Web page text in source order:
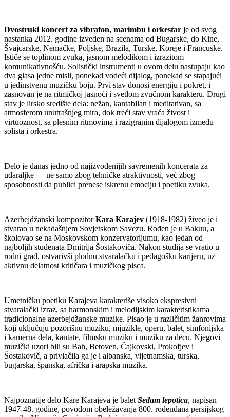
Dvostruki koncert za vibrafon, marimbu i orkestar je od svog
nastanka 2012. godine izveden na scenama od Bugarske, do Kine,
Švajcarske, Nemačke, Poljske, Brazila, Turske, Koreje i Francuske.
Ističe se toplinom zvuka, jasnom melodikom i izrazitom
komunikativnošću. Solistički instrumenti u ovom delu nastupaju kao
dva glasa jedne misli, ponekad vodeći dijalog, ponekad se stapajući
u jedinstvenu muzičku boju. Prvi stav donosi energiju i pokret, i
zasnovan je na ritmičkoj jasnoći i svetlom zvučnom karakteru. Drugi
stav je lirsko središte dela: nežan, kantabilan i meditativan, sa
atmosferom unutrašnjeg mira, dok treći stav vraća živost i
virtuoznost, sa plesnim ritmovima i razigranim dijalogom između
solista i orkestra.
Delo je danas jedno od najizvođenijih savremenih koncerata za
udaraljke — ne samo zbog tehničke atraktivnosti, već zbog
sposobnosti da publici prenese iskrenu emociju i poetiku zvuka.
Azerbejdžanski kompozitorKara Karajev (1918-1982) živeo je i
stvarao u nekadašnjem Sovjetskom Savezu. Rođen je u Bakuu, a
školovao se na Moskovskom konzervatorijumu, kao jedan od
najboljih studenata Dmitrija Šostakoviča. Nakon studija se vratio u
rodni grad, ostvarivši plodnu stvaralačku i pedagošku karijeru, uz
aktivnu delatnost kritičara i muzičkog pisca.
Umetničku poetiku Karajeva karakteriše visoko ekspresivni
stvaralački izraz, sa harmonskim i melodijskim karakteristikama
tradicionalne azerbejdžanske muzike. Pisao je u različitim žanrovima
koji uključuju pozorišnu muziku, mjuzikle, operu, balet, simfonijska
i kamerna dela, kantate, filmsku muziku i muziku za decu. Njegovi
muzički uzori bili su Bah, Betoven, Čajkovski, Prokofjev i
Šostakovič, a privlačila ga je i albanska, vijetnamska, turska,
bugarska, španska, afrička i arapska muzika.
Najpoznatije delo Kare Karajeva je baletSedam lepotica, napisan
1947-48. godine, povodom obeležavanja 800. rođendana persijskog